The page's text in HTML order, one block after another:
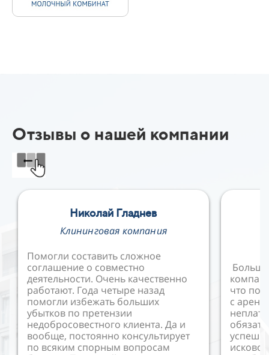
Отзывы о нашей компании
Николай Гладнев
Клининговая компания
Помогли составить сложное
соглашение о совместно
деятельности. Очень качественно
работают. Года четыре назад
помогли избежать больших
убытков по претензии
недобросовестного клиента. Да и
вообще, постоянно консультирует
по всяким спорным вопросам
что
с